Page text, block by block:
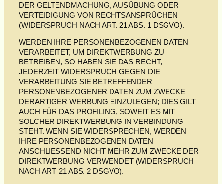
DER GELTENDMACHUNG, AUSÜBUNG ODER
VERTEIDIGUNG VON RECHTSANSPRÜCHEN
(WIDERSPRUCH NACH ART. 21 ABS. 1 DSGVO).
WERDEN IHRE PERSONENBEZOGENEN DATEN
VERARBEITET, UM DIREKTWERBUNG ZU
BETREIBEN, SO HABEN SIE DAS RECHT,
JEDERZEIT WIDERSPRUCH GEGEN DIE
VERARBEITUNG SIE BETREFFENDER
PERSONENBEZOGENER DATEN ZUM ZWECKE
DERARTIGER WERBUNG EINZULEGEN; DIES GILT
AUCH FÜR DAS PROFILING, SOWEIT ES MIT
SOLCHER DIREKTWERBUNG IN VERBINDUNG
STEHT. WENN SIE WIDERSPRECHEN, WERDEN
IHRE PERSONENBEZOGENEN DATEN
ANSCHLIESSEND NICHT MEHR ZUM ZWECKE DER
DIREKTWERBUNG VERWENDET (WIDERSPRUCH
NACH ART. 21 ABS. 2 DSGVO).